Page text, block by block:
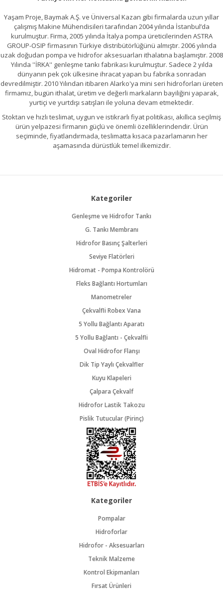
Yaşam Proje, Baymak A.Ş. ve Üniversal Kazan gibi firmalarda uzun yıllar
çalışmış Makine Mühendisileri tarafından 2004 yılında İstanbul’da
kurulmuştur. Firma, 2005 yılında İtalya pompa üreticilerinden ASTRA
GROUP-OSIP firmasının Türkiye distribütörlüğünü almıştır. 2006 yılında
uzak doğudan pompa ve hidrofor aksesuarları ithalatına başlamıştır. 2008
Yılında ''İRKA'' genleşme tankı fabrikası kurulmuştur. Sadece 2 yılda
dünyanın pek çok ülkesine ihracat yapan bu fabrika sonradan
devredilmiştir. 2010 Yılından itibaren Alarko'ya mini seri hidroforları üreten
firmamız, bugün ithalat, üretim ve değerli markaların bayiliğini yaparak,
yurtiçi ve yurtdışı satışları ile yoluna devam etmektedir.
Stoktan ve hızlı teslimat, uygun ve istikrarlı fiyat politikası, akıllıca seçilmiş
ürün yelpazesi firmanın güçlü ve önemli özelliklerindendir. Ürün
seçiminde, fiyatlandırmada, teslimatta kısaca pazarlamanın her
aşamasında dürüstlük temel ilkemizdir.
Kategoriler
Genleşme ve Hidrofor Tankı
G. Tankı Membranı
Hidrofor Basınç Şalterleri
Seviye Flatörleri
Hidromat - Pompa Kontrolörü
Fleks Bağlantı Hortumları
Manometreler
Çekvalfli Robex Vana
5 Yollu Bağlantı Aparatı
5 Yollu Bağlantı - Çekvalfli
Oval Hidrofor Flanşı
Dik Tip Yaylı Çekvalfler
Kuyu Klapeleri
Çalpara Çekvalf
Hidrofor Lastik Takozu
Pislik Tutucular (Pirinç)
Kategoriler
Pompalar
Hidroforlar
Hidrofor - Aksesuarları
Teknik Malzeme
Kontrol Ekipmanları
Fırsat Ürünleri